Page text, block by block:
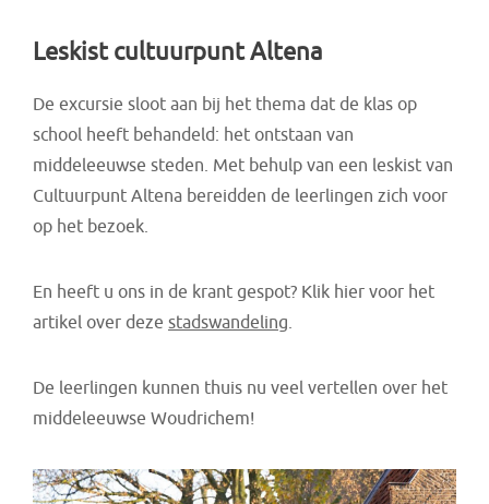
Leskist cultuurpunt Altena
De excursie sloot aan bij het thema dat de klas op
school heeft behandeld: het ontstaan van
middeleeuwse steden. Met behulp van een leskist van
Cultuurpunt Altena bereidden de leerlingen zich voor
op het bezoek.
En heeft u ons in de krant gespot? Klik hier voor het
artikel over deze stadswandeling.
De leerlingen kunnen thuis nu veel vertellen over het
middeleeuwse Woudrichem!